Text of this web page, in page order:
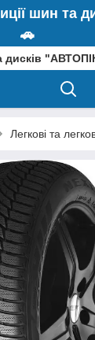
шин та
🚗
дисків
Легкові та